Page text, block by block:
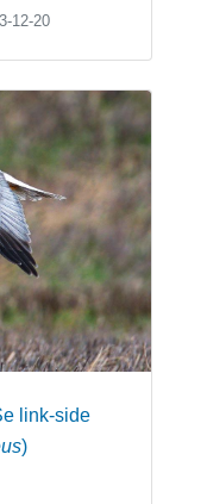
12-20
link-side
)